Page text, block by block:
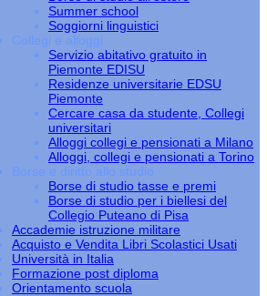
Summer school
Soggiorni linguistici
Collegi e alloggi
Servizio abitativo gratuito in
Piemonte EDISU
Residenze universitarie EDSU
Piemonte
Cercare casa da studente, Collegi
universitari
Alloggi collegi e pensionati a Milano
Alloggi, collegi e pensionati a Torino
Borse e diritto allo studio
Borse di studio tasse e premi
Borse di studio per i biellesi del
Collegio Puteano di Pisa
Accademie istruzione militare
Acquisto e Vendita Libri Scolastici Usati
Università in Italia
Formazione post diploma
Orientamento scuola